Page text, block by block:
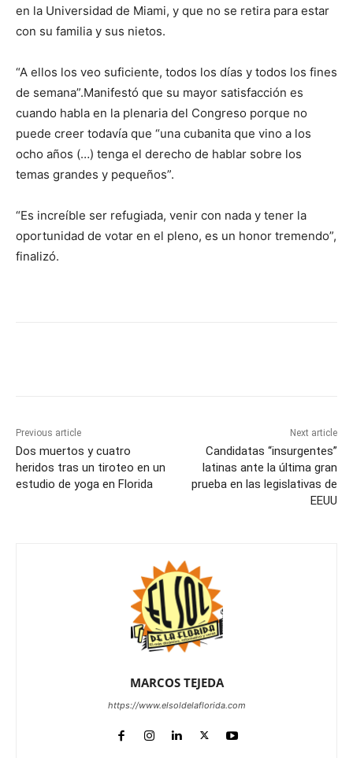
en la Universidad de Miami, y que no se retira para estar
con su familia y sus nietos.
“A ellos los veo suficiente, todos los días y todos los fines
de semana”.Manifestó que su mayor satisfacción es
cuando habla en la plenaria del Congreso porque no
puede creer todavía que “una cubanita que vino a los
ocho años (…) tenga el derecho de hablar sobre los
temas grandes y pequeños”.
“Es increíble ser refugiada, venir con nada y tener la
oportunidad de votar en el pleno, es un honor tremendo”,
finalizó.
Previous article
Dos muertos y cuatro
heridos tras un tiroteo en un
estudio de yoga en Florida
Next article
Candidatas “insurgentes”
latinas ante la última gran
prueba en las legislativas de
EEUU
MARCOS TEJEDA
https://www.elsoldelaflorida.com